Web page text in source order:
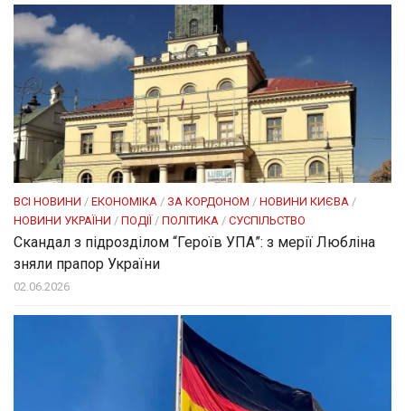
ВСІ НОВИНИ / ЕКОНОМІКА / ЗА КОРДОНОМ / НОВИНИ КИЄВА /
НОВИНИ УКРАЇНИ / ПОДІЇ / ПОЛІТИКА / СУСПІЛЬСТВО
Скандал з підрозділом “Героїв УПА”: з мерії Любліна
зняли прапор України
02.06.2026